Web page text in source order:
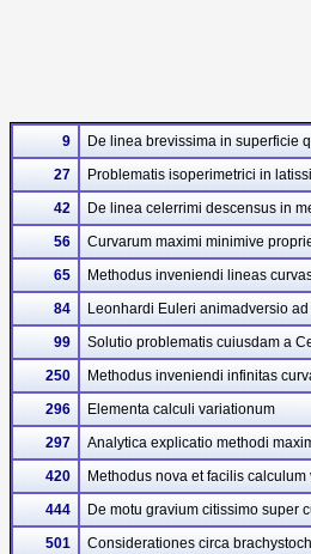
9
De linea brevissima in superficie
27
Problematis isoperimetrici in
42
De linea celerrimi descensus in
56
Curvarum maximi minimive
65
Methodus inveniendi lineas
84
Leonhardi Euleri animadversio
99
Solutio problematis cuiusdam a
250
Methodus inveniendi infinitas
296
Elementa calculi variationum
297
Analytica explicatio methodi
420
Methodus nova et facilis
444
De motu gravium citissimo super
501
Considerationes circa